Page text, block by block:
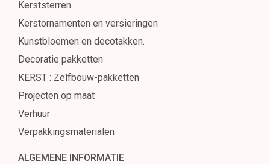
Kerststerren
Kerstornamenten en versieringen
Kunstbloemen en decotakken.
Decoratie pakketten
KERST : Zelfbouw-pakketten
Projecten op maat
Verhuur
Verpakkingsmaterialen
ALGEMENE INFORMATIE